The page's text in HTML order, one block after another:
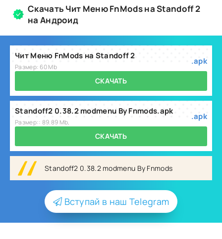
Скачать Чит Меню FnMods на Standoff 2
на Андроид
Чит Меню FnMods на Standoff 2
Размер: 60 Mb
.apk
СКАЧАТЬ
Standoff2 0.38.2 modmenu By Fnmods.apk
Размер:: 89.89 Mb,
.apk
СКАЧАТЬ
Standoff2 0.38.2 modmenu By Fnmods
Вступай в наш Telegram